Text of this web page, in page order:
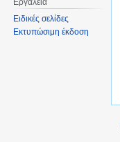
Ειδικές σελίδες
Εκτυπώσιμη έκδοση